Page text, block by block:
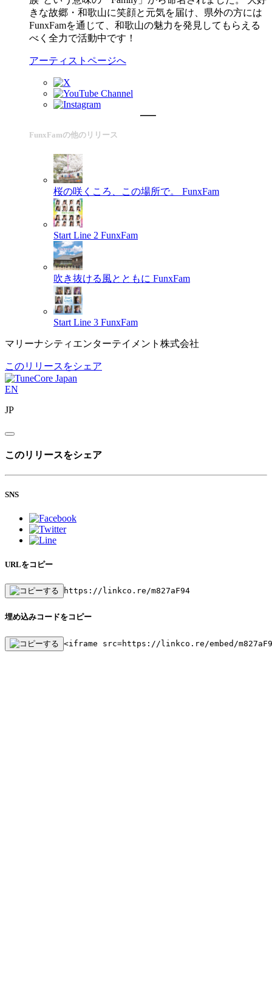
きな故郷・和歌山に笑顔と元気を届け、県外の方には
FunxFamを通じて、和歌山の魅力を発見してもらえる
べく全力で活動中です！
アーティストページへ
FunxFamの他のリリース
桜の咲くころ、この場所で。 FunxFam
Start Line 2 FunxFam
吹き抜ける風とともに FunxFam
Start Line 3 FunxFam
マリーナシティエンターテイメント株式会社
このリリースをシェア
EN
JP
このリリースをシェア
SNS
URLをコピー
https://linkco.re/m827aF94
埋め込みコードをコピー
<iframe src=https://linkco.re/embed/